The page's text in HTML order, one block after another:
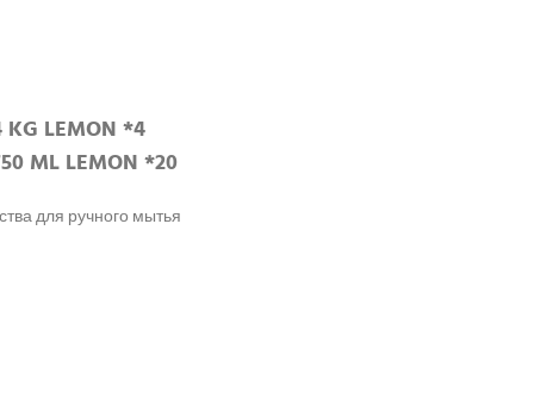
KG LEMON *4
ML LEMON *20
для ручного мытья